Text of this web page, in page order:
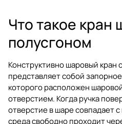
Что такое кран
полусгоном
Конструктивно шаровый кран
представляет собой
которого расположен
отверстием. Когда ручка
отверстие в шаре совпадает
среда свободно проходит